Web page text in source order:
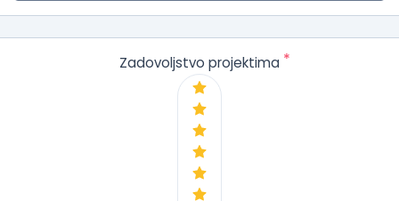
Zadovoljstvo projektima *